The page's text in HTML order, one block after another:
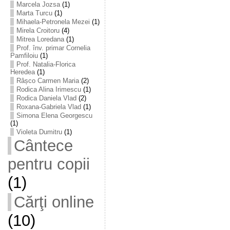
Marcela Jozsa(1)
Marta Turcu(1)
Mihaela-Petronela Mezei (1)
Mirela Croitoru(4)
Mitrea Loredana(1)
Prof. înv. primar Cornelia
Pamfiloiu(1)
Prof. Natalia-Florica
Heredea(1)
Râșco Carmen Maria(2)
Rodica Alina Irimescu(1)
Rodica Daniela Vlad (2)
Roxana-Gabriela Vlad (1)
Simona Elena Georgescu
(1)
Violeta Dumitru(1)
Cântece
pentru copii
(1)
Cărţi online
(10)